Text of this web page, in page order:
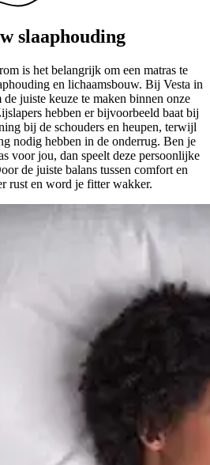
slaaphouding
is het belangrijk om een matras te
en lichaamsbouw. Bij Vesta in
juiste keuze te maken binnen onze
hebben er bijvoorbeeld baat bij
bij de schouders en heupen, terwijl
nodig hebben in de onderrug. Ben je
voor jou, dan speelt deze persoonlijke
de juiste balans tussen comfort en
rust en word je fitter wakker.